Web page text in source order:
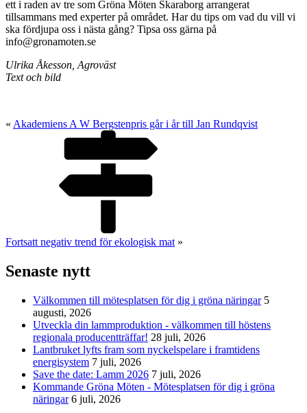
ett i raden av tre som Gröna Möten Skaraborg arrangerat
tillsammans med experter på området. Har du tips om vad du vill vi
ska fördjupa oss i nästa gång? Tipsa oss gärna på
info@gronamoten.se
Ulrika Åkesson, Agroväst
Text och bild
« Akademiens A W Bergstenpris går i år till Jan Rundqvist
Fortsatt negativ trend för ekologisk mat »
Senaste nytt
Välkommen till mötesplatsen för dig i gröna näringar 5
augusti, 2026
Utveckla din lammproduktion - välkommen till höstens
regionala producentträffar! 28 juli, 2026
Lantbruket lyfts fram som nyckelspelare i framtidens
energisystem 7 juli, 2026
Save the date: Lamm 2026 7 juli, 2026
Kommande Gröna Möten - Mötesplatsen för dig i gröna
näringar 6 juli, 2026